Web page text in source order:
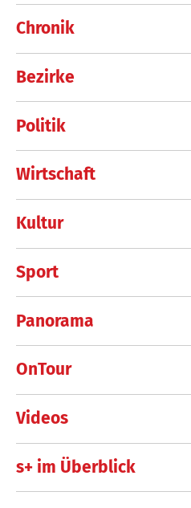
Chronik
Bezirke
Politik
Wirtschaft
Kultur
Sport
Panorama
OnTour
Videos
s+ im Überblick